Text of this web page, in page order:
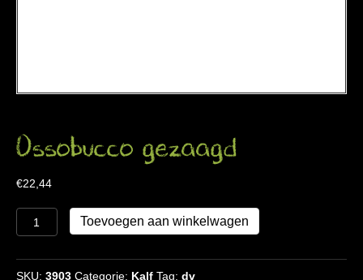
Ossobucco gezaagd
€22,44
gezaagd
Toevoegen aan winkelwagen
SKU: 3903 Categorie: Kalf Tag: dv